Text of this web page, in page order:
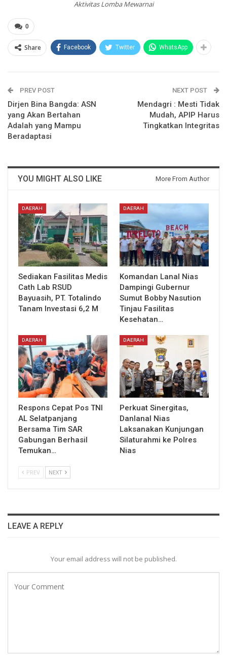
Aktivitas Lomba Mewarnai
0
Share Facebook Twitter WhatsApp
PREV POST
Dirjen Bina Bangda: ASN
yang Akan Bertahan
Adalah yang Mampu
Beradaptasi
NEXT POST
Mendagri : Mesti Tidak
Mudah, APIP Harus
Tingkatkan Integritas
YOU MIGHT ALSO LIKE More From Author
DAERAH
Sediakan Fasilitas Medis
Cath Lab RSUD
Bayuasih, PT. Totalindo
Tanam Investasi 6,2 M
DAERAH
Komandan Lanal Nias
Dampingi Gubernur
Sumut Bobby Nasution
Tinjau Fasilitas
Kesehatan…
DAERAH
Respons Cepat Pos TNI
AL Selatpanjang
Bersama Tim SAR
Gabungan Berhasil
Temukan…
DAERAH
Perkuat Sinergitas,
Danlanal Nias
Laksanakan Kunjungan
Silaturahmi ke Polres
Nias
PREV NEXT
LEAVE A REPLY
Your email address will not be published.